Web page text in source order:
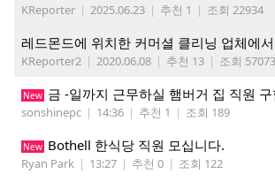
KReporter | 2025.06.23 | 추천 1 | 조회 22934
KReporter2 | 2020.06.08 | 추천 13 | 조회 57073
New 금 -일까지 근무하실 햄버거 집 직원
sonshinepc | 14:36 | 추천 1 | 조회 189
New Bothell 한식당 직원 모십니다.
Ryan Park | 13:27 | 추천 0 | 조회 122